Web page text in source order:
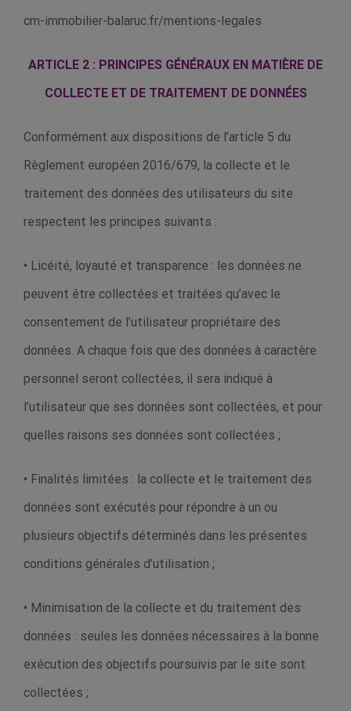
cm-immobilier-balaruc.fr/mentions-legales
ARTICLE 2 : PRINCIPES GÉNÉRAUX EN MATIÈRE DE
COLLECTE ET DE TRAITEMENT DE DONNÉES
Conformément aux dispositions de l’article 5 du
Règlement européen 2016/679, la collecte et le
traitement des données des utilisateurs du site
respectent les principes suivants :
• Licéité, loyauté et transparence : les données ne
peuvent être collectées et traitées qu’avec le
consentement de l’utilisateur propriétaire des
données. A chaque fois que des données à caractère
personnel seront collectées, il sera indiqué à
l’utilisateur que ses données sont collectées, et pour
quelles raisons ses données sont collectées ;
• Finalités limitées : la collecte et le traitement des
données sont exécutés pour répondre à un ou
plusieurs objectifs déterminés dans les présentes
conditions générales d’utilisation ;
• Minimisation de la collecte et du traitement des
données : seules les données nécessaires à la bonne
exécution des objectifs poursuivis par le site sont
collectées ;